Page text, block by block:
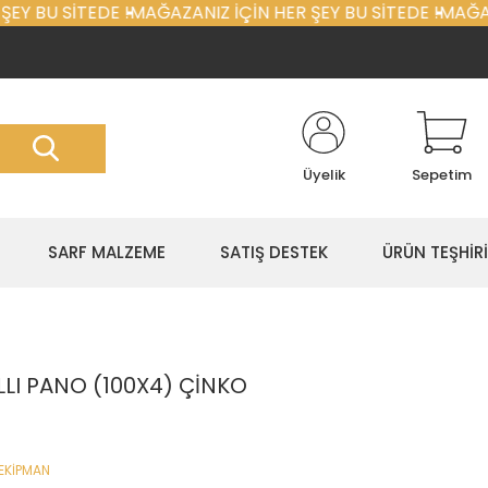
BU SİTEDE ! MAĞAZANIZ İÇİN HER ŞEY BU SİTEDE !
Üyelik Sepetim
SARF MALZEME SATIŞ DESTEK ÜRÜN TEŞHİRİ
PANO (100X4) ÇİNKO